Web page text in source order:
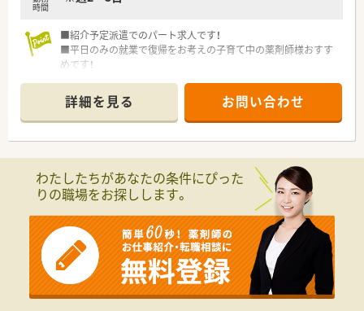
時間
■紹介予定派遣でのパート求人です！
■平日のみの就業で復帰をお考えの子育て中の薬剤師様おすす
めです！
詳細を見る お問い合わせ
わたしたちがあなたの条件にぴった
りの職場をお探しします。